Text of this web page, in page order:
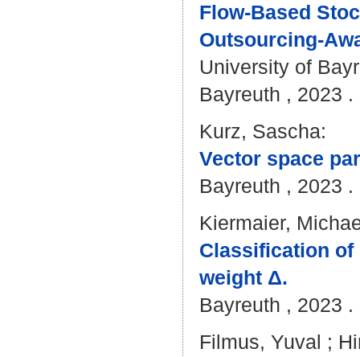
Flow-Based
Outsourcing-
University of
Bayreuth , 2023 .
Kurz, Sascha:
Vector space
Bayreuth , 2023 .
Kiermaier,
Classification
weight Δ.
Bayreuth , 2023 .
Filmus, Yuval ;